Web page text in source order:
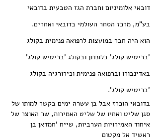
דובאי אלומיניום וחברת הגז הטבעית בדובאי
בע"מ, מרכז הסחר העולמי בדובאי ואחרים.
הוא היה חבר במועצות לרפואה פנימית בקולג
'בריטיש קולג' בלונדון ובקולג 'בריטיש קולג'
באדינבורו וברפואה פנימית וכירורגיה בקולג
'בריטיש קולג'.
בדובאי הוכרז אבל בן עשרה ימים בקשר למותו של
סגן שליט ואחיו של שליט האמירות, שר האוצר של
איחוד האמירויות הערביות, שייח 'חמדאן בן
ראשיד אל מקטום